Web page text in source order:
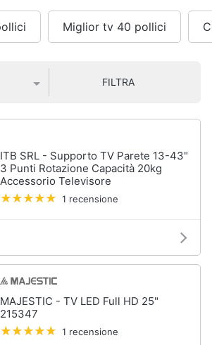
Miglior tv 40 pollici
FILTRA
ITB SRL - Supporto TV Parete 13-43"
3 Punti Rotazione Capacità 20kg
Accessorio Televisore
1 recensione
MAJESTIC - TV LED Full HD 25"
215347
1 recensione